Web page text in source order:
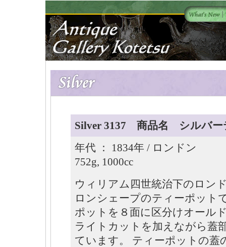
Silver 3137 商品名 シルバー
年代 ： 1834年 / ロンドン
752g, 1000cc
ウィリアム四世統治下のロン
ロンシェープのティーポット
ポットを８面に区分けオール
ライトカットを加えながら蓋
ています。 ティーポットの